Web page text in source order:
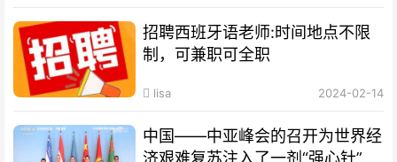
招聘西班牙语老师:时间地点不限
制，可兼职可全职
lisa 2024-02-14
中国——中亚峰会的召开为世界经
济艰难复苏注入了一剂“强心针”